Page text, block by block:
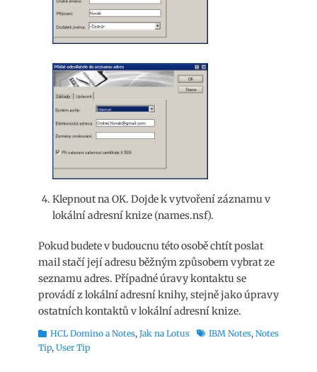
Klepnout na OK. Dojde k vytvoření záznamu v
lokální adresní knize (names.nsf).
Pokud budete v budoucnu této osobě chtít poslat
mail stačí její adresu běžným způsobem vybrat ze
seznamu adres. Případné úravy kontaktu se
provádí z lokální adresní knihy, stejně jako úpravy
ostatních kontaktů v lokální adresní knize.
Rubriky
HCL Domino a Notes, Jak na Lotus ŠtítkyIBM Notes, Notes
Tip, User Tip